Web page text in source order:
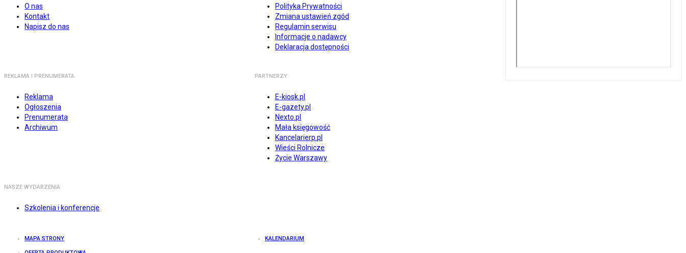
O nas
Kontakt
Napisz do nas
Polityka Prywatności
Zmiana ustawień zgód
Regulamin serwisu
Informacje o nadawcy
Deklaracja dostępności
REKLAMA I PRENUMERATA
Reklama
Ogłoszenia
Prenumerata
Archiwum
PARTNERZY
E-kiosk.pl
E-gazety.pl
Nexto.pl
Mała księgowość
Kancelarierp.pl
Wieści Rolnicze
Życie Warszawy
NASZE WYDARZENIA
Szkolenia i konferencje
MAPA STRONY KALENDARIUM